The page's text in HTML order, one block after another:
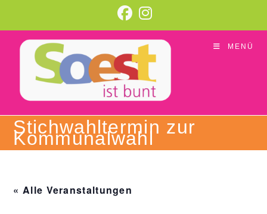
springen
MENÜ
Stichwahltermin zur
Kommunalwahl
« Alle Veranstaltungen